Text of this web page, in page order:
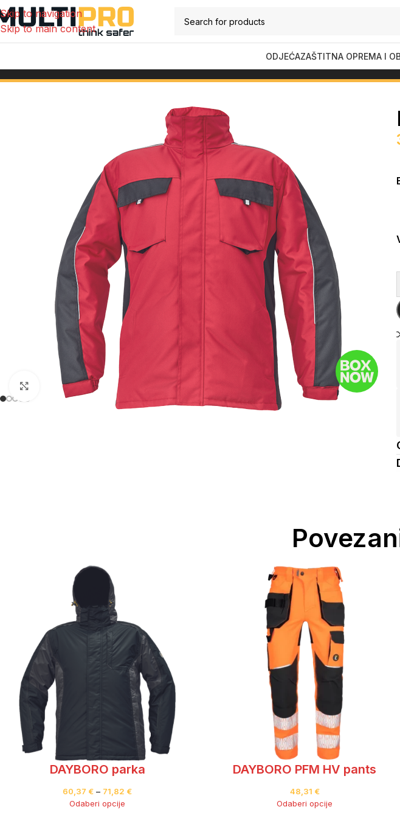
Skip to navigation
Skip to main content
ODJEĆAZAŠTITNA OPREMA I
MAX NEO parka
Click to enlarge
DAYBORO parka
60,37 € – 71,82 €
Odaberi opcije
DAYBORO PFM HV pants
48,31 €
Odaberi opcije